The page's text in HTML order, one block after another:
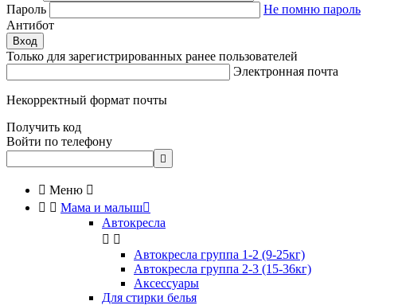
Пароль
Не помню пароль
Антибот
Вход
Только для зарегистрированных ранее пользователей
Электронная почта
Некорректный формат почты
Получить код
Войти по телефону

 Меню 
  Мама и малыш
Автокресла
 
Автокресла группа 1-2 (9-25кг)
Автокресла группа 2-3 (15-36кг)
Аксессуары
Для стирки белья